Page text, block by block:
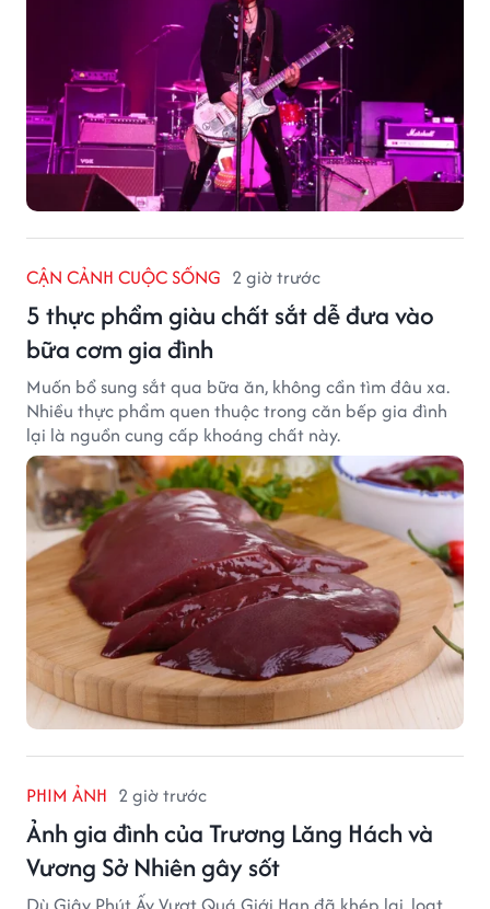
CẬN CẢNH CUỘC SỐNG 2 giờ trước
5 thực phẩm giàu chất sắt dễ đưa vào
bữa cơm gia đình
Muốn bổ sung sắt qua bữa ăn, không cần tìm đâu xa.
Nhiều thực phẩm quen thuộc trong căn bếp gia đình
lại là nguồn cung cấp khoáng chất này.
PHIM ẢNH 2 giờ trước
Ảnh gia đình của Trương Lăng Hách và
Vương Sở Nhiên gây sốt